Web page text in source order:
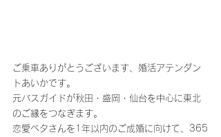
ご乗車ありがとうございます、婚活アテンダン
トあいかです。
元バスガイドが秋田・盛岡・仙台を中心に東北
のご縁をつなぎます。
恋愛ベタさんを1年以内のご成婚に向けて、365